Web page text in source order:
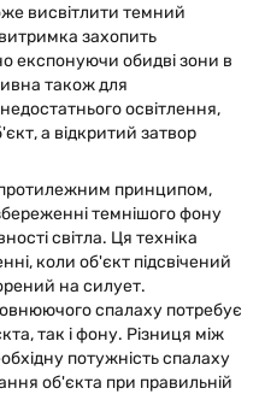
висвітлити темний
захопить
експонуючи обидві зони в
також для
освітлення,
а відкритий затвор
принципом,
темнішого фону
світла. Ця техніка
коли об'єкт підсвічений
на силует.
спалаху потребує
так і фону. Різниця між
потужність спалаху
об'єкта при правильній